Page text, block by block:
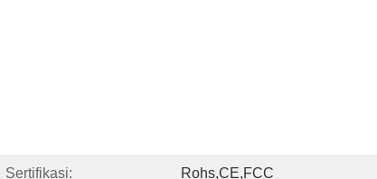
Sertifikasi: Rohs,CE,FCC